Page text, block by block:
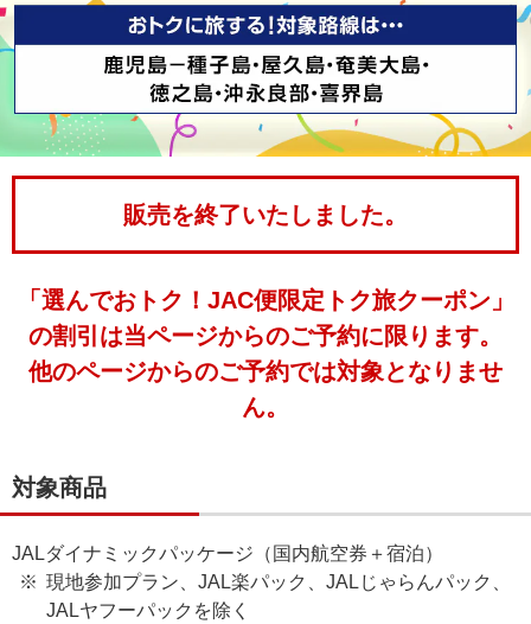
販売を終了いたしました。
「選んでおトク！JAC便限定トク旅クーポン」
の割引は当ページからのご予約に限ります。
他のページからのご予約では対象となりませ
ん。
対象商品
JALダイナミックパッケージ（国内航空券＋宿泊）
現地参加プラン、JAL楽パック、JALじゃらんパック、
JALヤフーパックを除く